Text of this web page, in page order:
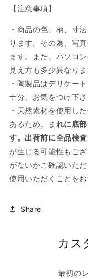
【注意事項】
・商品の色、柄、寸
ります。その為、写
ます。また、パソコ
見え方も多少異なりま
・陶製品はデリケー
十分、お気をつけ下さ
・天然素材を使用し
あるため、ま れに底
す。出荷前に全品検
が生じる可能性もご
がないかご確認いた
使用いただくことをお
Share
カス
最初の